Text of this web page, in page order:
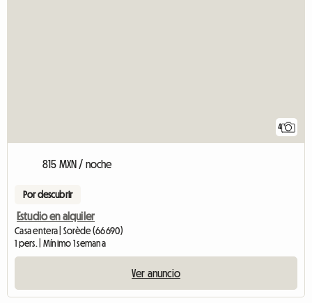
4
815 MXN / noche
Por descubrir
Estudio en alquiler
Casa entera | Sorède (66690)
1 pers. | Mínimo 1 semana
Ver anuncio